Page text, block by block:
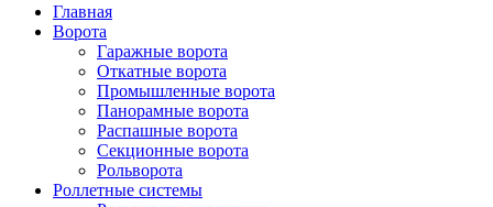
Главная
Ворота
Гаражные ворота
Откатные ворота
Промышленные ворота
Панорамные ворота
Распашные ворота
Секционные ворота
Рольворота
Роллетные системы